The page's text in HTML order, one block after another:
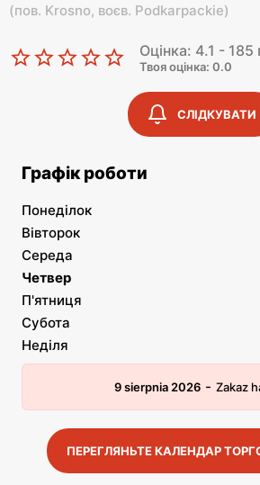
(пов. Krosno, воєв. Podkarpackie)
Оцінка: 4.1 - 185
Твоя оцінка: 0.0
СЛІДКУВАТИ
Графік роботи
Понеділок
Вівторок
Середа
Четвер
П'ятниця
Субота
Неділя
9 sierpnia 2026 - Zakaz
ПЕРЕГЛЯНЬТЕ КАЛЕНДАР